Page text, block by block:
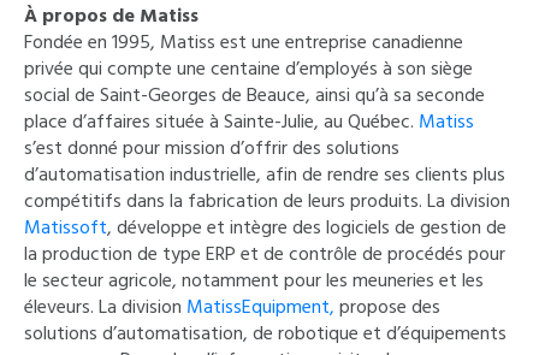
À propos de Matiss
Fondée en 1995, Matiss est une entreprise canadienne
privée qui compte une centaine d’employés à son siège
social de Saint-Georges de Beauce, ainsi qu’à sa seconde
place d’affaires située à Sainte-Julie, au Québec. Matiss
s’est donné pour mission d’offrir des solutions
d’automatisation industrielle, afin de rendre ses clients plus
compétitifs dans la fabrication de leurs produits. La division
Matissoft, développe et intègre des logiciels de gestion de
la production de type ERP et de contrôle de procédés pour
le secteur agricole, notamment pour les meuneries et les
éleveurs. La division MatissEquipment, propose des
solutions d’automatisation, de robotique et d’équipements